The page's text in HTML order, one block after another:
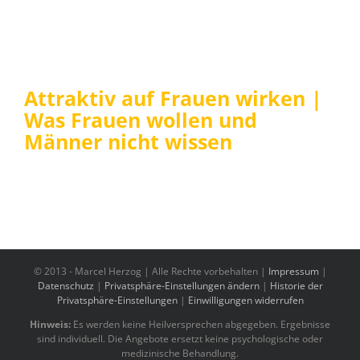
Attraktiv auf Frauen wirken |
Was Frauen wollen und
Männer nicht wissen
© 2013 - Marcel Herzog | Alle Rechte vorbehalten | Impressum |
Datenschutz | Privatsphäre-Einstellungen ändern| Historie der
Privatsphäre-Einstellungen| Einwilligungen widerrufen
Hinweis: Es werden keine Heilversprechen abgegeben. Ergebnisse
sind individuell. Die Angebote ersetzt keine psychologische oder
medizinische Behandlung.